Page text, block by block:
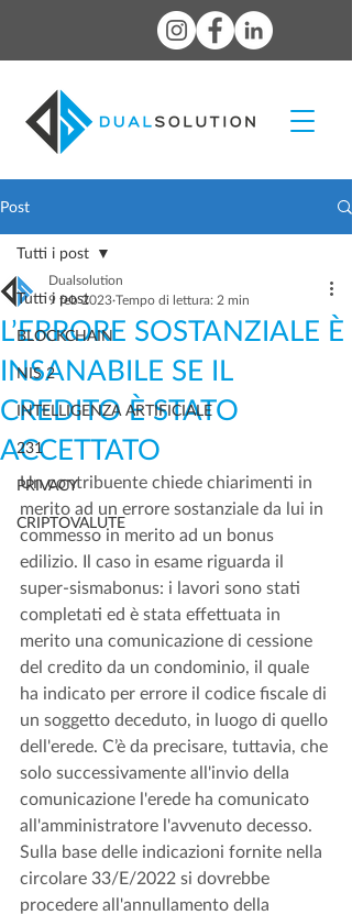
Post
Tutti i post
BLOCKCHAIN
NIS 2
INTELLIGENZA ARTIFICIALE
231
PRIVACY
CRIPTOVALUTE
Tutti i post
L’ERRORE SOSTANZIALE È
INSANABILE SE IL
CREDITO È STATO
ACCETTATO
Dualsolution
9 feb 2023 Tempo di lettura: 2 min
Un contribuente chiede chiarimenti in
merito ad un errore sostanziale da lui in
commesso in merito ad un bonus
edilizio. Il caso in esame riguarda il
super-sismabonus: i lavori sono stati
completati ed è stata effettuata in
merito una comunicazione di cessione
del credito da un condominio, il quale
ha indicato per errore il codice fiscale di
un soggetto deceduto, in luogo di quello
dell'erede. C’è da precisare, tuttavia, che
solo successivamente all'invio della
comunicazione l'erede ha comunicato
all'amministratore l'avvenuto decesso.
Sulla base delle indicazioni fornite nella
circolare 33/E/2022 si dovrebbe
procedere all'annullamento della